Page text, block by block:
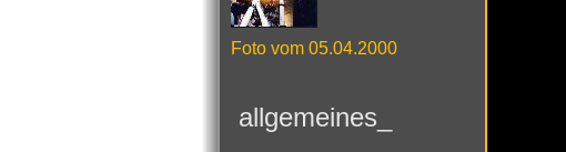
Foto vom 05.04.2000
allgemeines_